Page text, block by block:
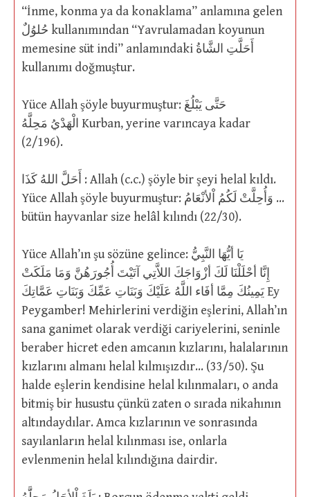
“İnme, konma ya da konaklama” anlamına gelen
حُلوُلٌ kullanımından “Yavrulamadan koyunun
memesine süt indi” anlamındaki أَحَلَّتِ الشَّاةُ
kullanımı doğmuştur.
Yüce Allah şöyle buyurmuştur: حَتَّى يَبْلُغَ
الْهَدْيُ مَحِلَّهُ Kurban, yerine varıncaya kadar
(2/196).
أَحَلَّ اللهُ كَذَا : Allah (c.c.) şöyle bir şeyi helal kıldı.
Yüce Allah şöyle buyurmuştur: وَأُحِلَّتْ لَكُمُ اْلأنْعَامُ …
bütün hayvanlar size helâl kılındı (22/30).
Yüce Allah’ın şu sözüne gelince: يَا أيُّهَا النَّبِيُّ
إِنَّا أحْلَلْنَا لَكَ أزْوَاجَكَ اللاَّتِي آتَيْتَ أُجُورَهُنَّ وَمَا مَلَكَتْ
يَمِينُكَ مِمَّا أفَاء اللَّهُ عَلَيْكَ وَبَنَاتِ عَمِّكَ وَبَنَاتِ عَمَّاتِكَ Ey
Peygamber! Mehirlerini verdiğin eşlerini, Allah’ın
sana ganimet olarak verdiği cariyelerini, seninle
beraber hicret eden amcanın kızlarını, halalarının
kızlarını almanı helal kılmışızdır… (33/50). Şu
halde eşlerin kendisine helal kılınmaları, o anda
bitmiş bir husustu çünkü zaten o sırada nikahının
altındaydılar. Amca kızlarının ve sonrasında
sayılanların helal kılınması ise, onlarla
evlenmenin helal kılındığına dairdir.